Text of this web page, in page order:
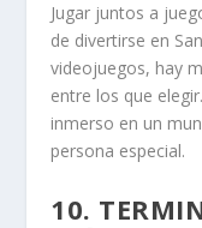
Jugar juntos a
de divertirse en
videojuegos, hay
entre los que
inmerso en un
persona especial.
10.